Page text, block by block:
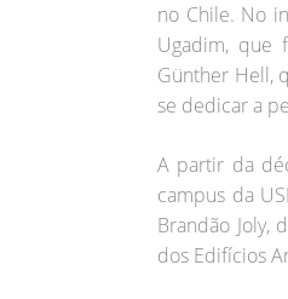
no Chile. No
Ugadim, que
Günther Hell,
se dedicar a
A partir da
campus da
Brandão Joly,
dos Edifícios